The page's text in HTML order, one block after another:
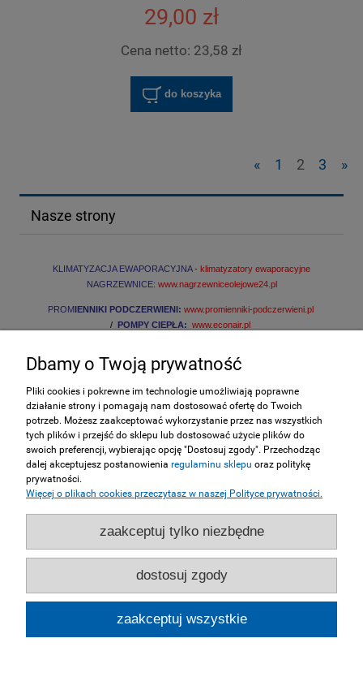
29,00 zł
Cena netto: 23,58 zł
do koszyka
« 1 2 3 »
Nasze strony
KLIMATYZACJA EWAPORACYJNA - klimatyzatory ewaporacyjne
NAGRZEWNICE: www.nagrzewniceolejowe24.pl
PROMIENNIKI PODCZERWIENI: www.promienniki-podczerwieni.pl
/ POMPY CIEPŁA: www.econair.pl
ZAKUPY
MOJE KONTO
SERWIS
NASZE STRONY
pokaż pełną wersję strony
Sklep internetowy Shoper.pl
Dbamy o Twoją prywatność
Pliki cookies i pokrewne im technologie umożliwiają poprawne
działanie strony i pomagają nam dostosować ofertę do Twoich
potrzeb. Możesz zaakceptować wykorzystanie przez nas wszystkich
tych plików i przejść do sklepu lub dostosować użycie plików do
swoich preferencji, wybierając opcję "Dostosuj zgody". Przechodząc
dalej akceptujesz postanowienia regulaminu sklepu oraz politykę
prywatności.
Więcej o plikach cookies przeczytasz w naszej Polityce prywatności.
zaakceptuj tylko niezbędne
dostosuj zgody
zaakceptuj wszystkie